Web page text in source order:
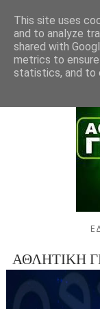
ΑΘΛΗΤΙΚΗ
This site uses
and to analyze
shared with
metrics to
statistics, and to